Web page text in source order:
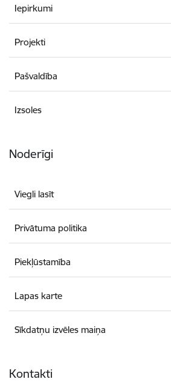
Iepirkumi
Projekti
Pašvaldība
Izsoles
Noderīgi
Viegli lasīt
Privātuma politika
Piekļūstamība
Lapas karte
Sīkdatņu izvēles maiņa
Kontakti